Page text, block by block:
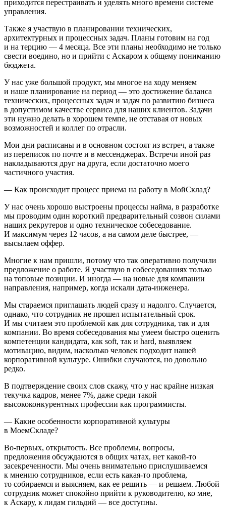
приходится перестраивать и уделять много времени системе
управления.
Также я участвую в планировании технических,
архитектурных и процессных задач. Планы готовим на год
и на терцию — 4 месяца. Все эти планы необходимо не только
свести воедино, но и прийти с Аскаром к общему пониманию
бюджета.
У нас уже большой продукт, мы многое на ходу меняем
и наше планирование на период — это достижение баланса
технических, процессных задач и задач по развитию бизнеса
в допустимом качестве сервиса для наших клиентов. Задачи
эти нужно делать в хорошем темпе, не отставая от новых
возможностей и коллег по отрасли.
Мои дни расписаны и в основном состоят из встреч, а также
из переписок по почте и в мессенджерах. Встречи иной раз
накладываются друг на друга, если достаточно моего
частичного участия.
— Как происходит процесс приема на работу в МойСклад?
У нас очень хорошо выстроены процессы найма, в разработке
мы проводим один короткий предварительный созвон силами
наших рекрутеров и одно техническое собеседование.
И максимум через 12 часов, а на самом деле быстрее, —
высылаем оффер.
Многие к нам пришли, потому что так оперативно получили
предложение о работе. Я участвую в собеседованиях только
на топовые позиции. И иногда — на новые для компании
направления, например, когда искали дата-инженера.
Мы стараемся приглашать людей сразу и надолго. Случается,
однако, что сотрудник не прошел испытательный срок.
И мы считаем это проблемой как для сотрудника, так и для
компании. Во время собеседования мы умеем быстро оценить
компетенции кандидата, как soft, так и hard, выявляем
мотивацию, видим, насколько человек подходит нашей
корпоративной культуре. Ошибки случаются, но довольно
редко.
В подтверждение своих слов скажу, что у нас крайне низкая
текучка кадров, менее 7%, даже среди такой
высококонкурентных профессии как программисты.
— Какие особенности корпоративной культуры
в МоемСкладе?
Во-первых, открытость. Все проблемы, вопросы,
предложения обсуждаются в общих чатах, нет какой-то
засекреченности. Мы очень внимательно прислушиваемся
к мнению сотрудников, если есть какая-то проблема,
то собираемся и выясняем, как ее решить — и решаем. Любой
сотрудник может спокойно прийти к руководителю, ко мне,
к Аскару, к лидам гильдий — все доступны.